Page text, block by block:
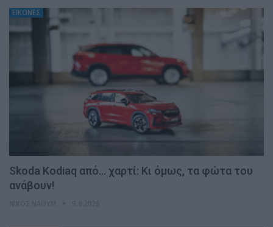
ΕΙΚΟΝΕΣ
Skoda Kodiaq από… χαρτί: Κι όμως, τα φώτα του
ανάβουν!